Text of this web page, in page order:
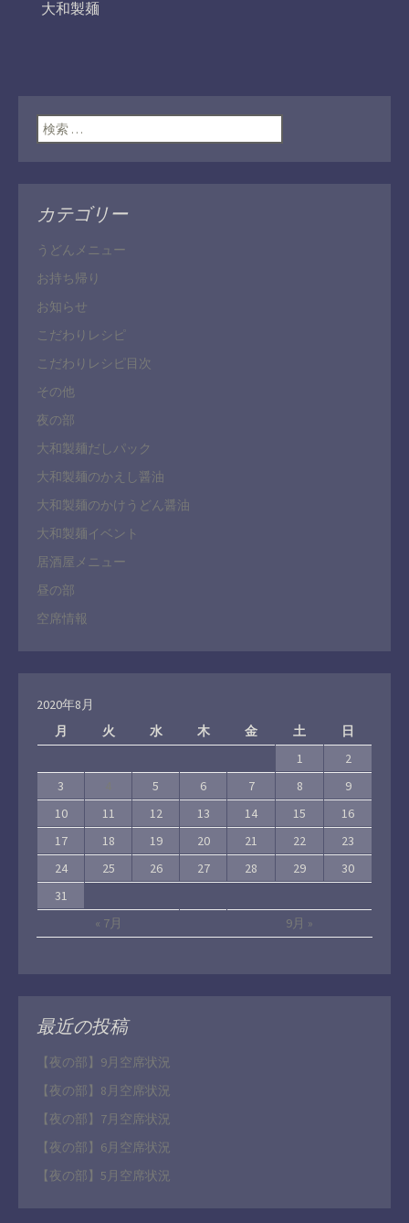
大和製麺
検索:
カテゴリー
うどんメニュー
お持ち帰り
お知らせ
こだわりレシピ
こだわりレシピ目次
その他
夜の部
大和製麺だしパック
大和製麺のかえし醤油
大和製麺のかけうどん醤油
大和製麺イベント
居酒屋メニュー
昼の部
空席情報
2020年8月
月
火 水 木 金 土 日
« 7月 9月 »
1
2
3
5 6 7 8
9
10
11 12 13 14 15
16
17
18 19 20 21 22
23
24
25 26 27 28 29
30
31
最近の投稿
【夜の部】9月空席状況
【夜の部】8月空席状況
【夜の部】7月空席状況
【夜の部】6月空席状況
【夜の部】5月空席状況